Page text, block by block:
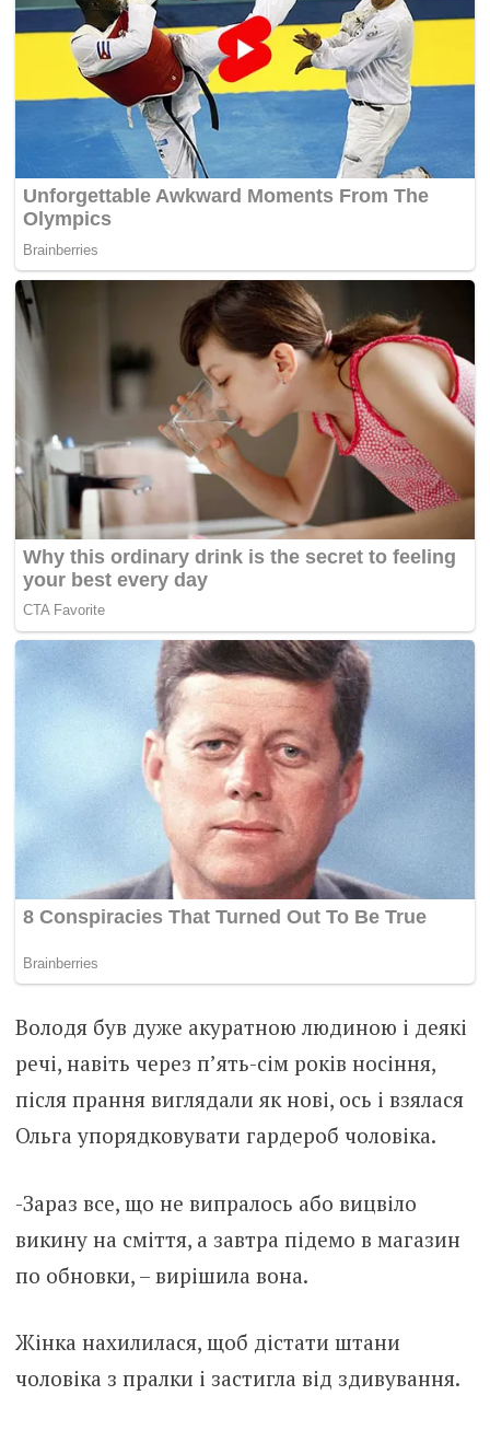
Володя був дуже акуратною людиною і деякі
речі, навіть через п’ять-сім років носіння,
після прання виглядали як нові, ось і взялася
Ольга упорядковувати гардероб чоловіка.
-Зараз все, що не випралось або вицвіло
викину на сміття, а завтра підемо в магазин
по обновки, – вирішила вона.
Жінка нахилилася, щоб дістати штани
чоловіка з пралки і застигла від здивування.